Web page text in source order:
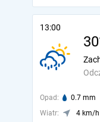
13:00
Opad: 0.7 mm
Wiatr:
4 km/h